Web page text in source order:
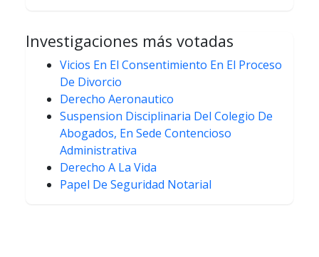
Investigaciones más votadas
Vicios En El Consentimiento En El Proceso
De Divorcio
Derecho Aeronautico
Suspension Disciplinaria Del Colegio De
Abogados, En Sede Contencioso
Administrativa
Derecho A La Vida
Papel De Seguridad Notarial